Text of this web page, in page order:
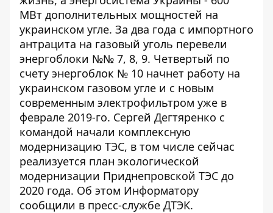
МВт дополнительных мощностей на
украинском угле. За два года с импортного
антрацита на газовый уголь перевели
энергоблоки №№ 7, 8, 9. Четвертый по
счету энергоблок № 10 начнет работу на
украинском газовом угле и с новым
современным электрофильтром уже в
феврале 2019-го. Сергей Дегтяренко с
командой начали комплексную
модернизацию ТЭС, в том числе сейчас
реализуется план экологической
модернизации Приднепровской ТЭС до
2020 года. Об этом Информатору
сообщили в пресс-службе ДТЭК.